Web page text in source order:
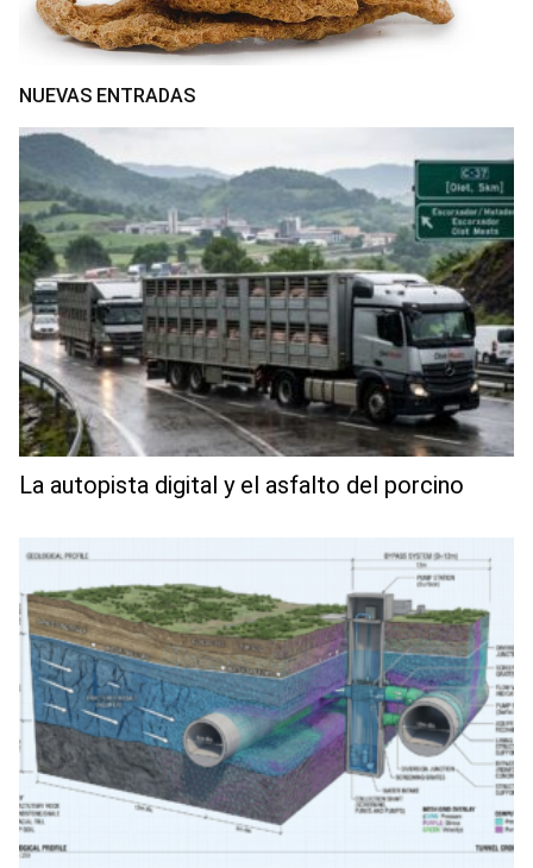
NUEVAS ENTRADAS
La autopista digital y el asfalto del porcino